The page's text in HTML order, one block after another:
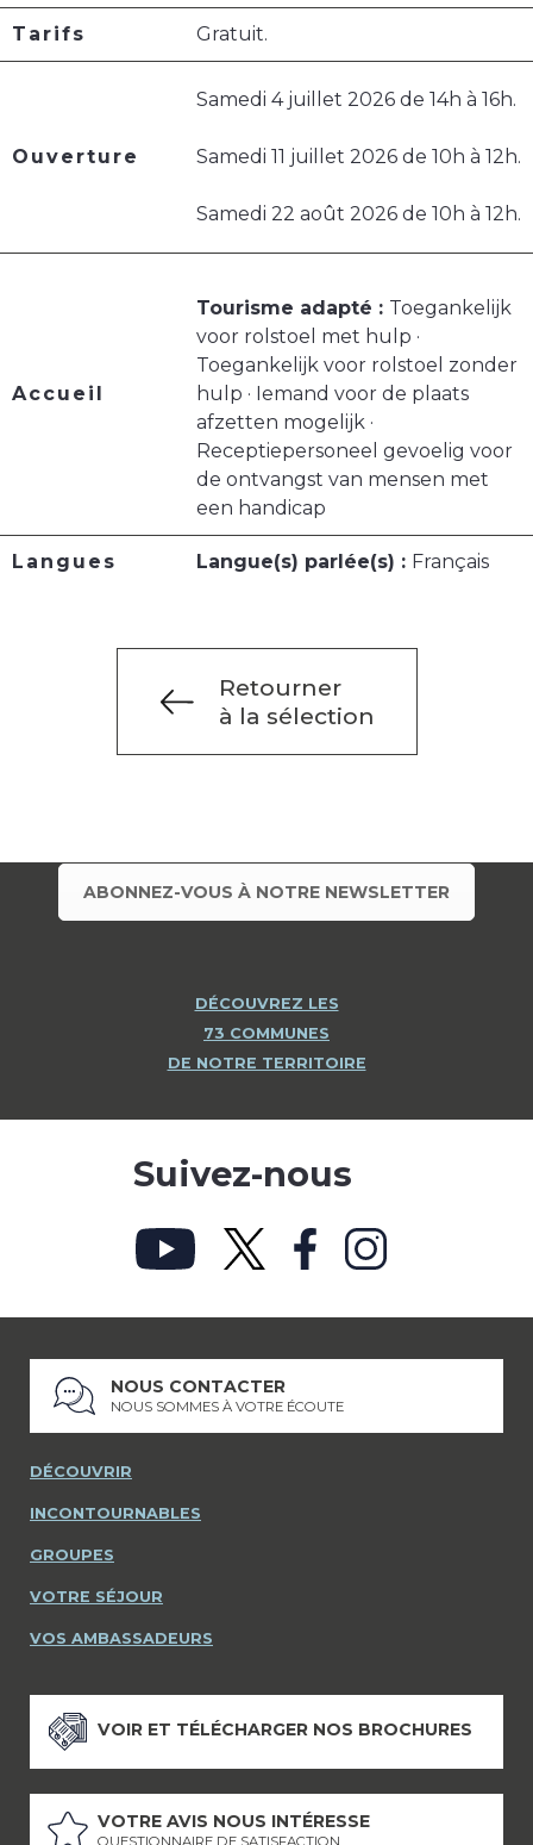
Tarifs Gratuit.
Ouverture
Samedi 4 juillet 2026 de 14h à 16h.
Samedi 11 juillet 2026 de 10h à 12h.
Samedi 22 août 2026 de 10h à 12h.
Accueil
Tourisme adapté : Toegankelijk
voor rolstoel met hulp ·
Toegankelijk voor rolstoel zonder
hulp · Iemand voor de plaats
afzetten mogelijk ·
Receptiepersoneel gevoelig voor
de ontvangst van mensen met
een handicap
Langues Langue(s) parlée(s) : Français
Retourner
à la sélection
ABONNEZ-VOUS À NOTRE NEWSLETTER
DÉCOUVREZ LES
73 COMMUNES
DE NOTRE TERRITOIRE
Suivez-nous
NOUS CONTACTER
NOUS SOMMES À VOTRE ÉCOUTE
DÉCOUVRIR
INCONTOURNABLES
GROUPES
VOTRE SÉJOUR
VOS AMBASSADEURS
VOIR ET TÉLÉCHARGER NOS BROCHURES
VOTRE AVIS NOUS INTÉRESSE
QUESTIONNAIRE DE SATISFACTION